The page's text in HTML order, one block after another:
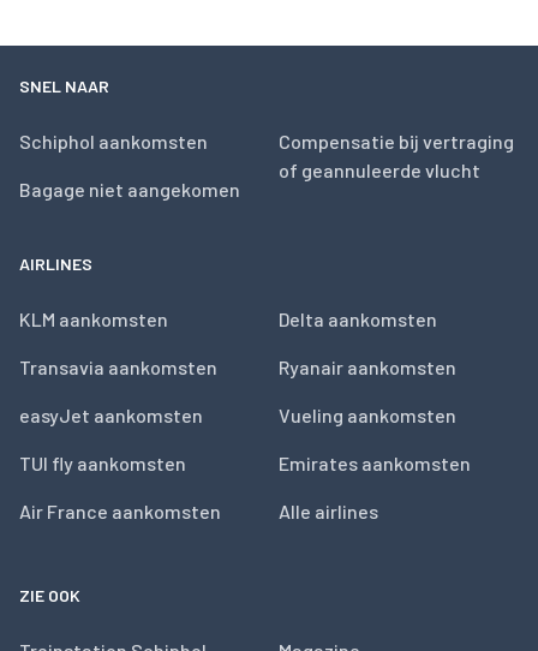
SNEL NAAR
Schiphol aankomsten
Bagage niet aangekomen
Compensatie bij vertraging
of geannuleerde vlucht
AIRLINES
KLM aankomsten
Transavia aankomsten
easyJet aankomsten
TUI fly aankomsten
Air France aankomsten
Delta aankomsten
Ryanair aankomsten
Vueling aankomsten
Emirates aankomsten
Alle airlines
ZIE OOK